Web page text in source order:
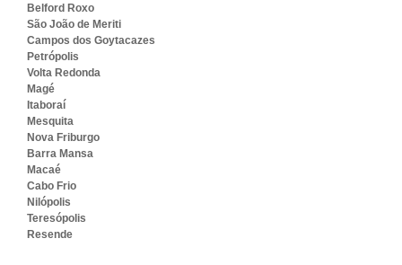
Belford Roxo
São João de Meriti
Campos dos Goytacazes
Petrópolis
Volta Redonda
Magé
Itaboraí
Mesquita
Nova Friburgo
Barra Mansa
Macaé
Cabo Frio
Nilópolis
Teresópolis
Resende